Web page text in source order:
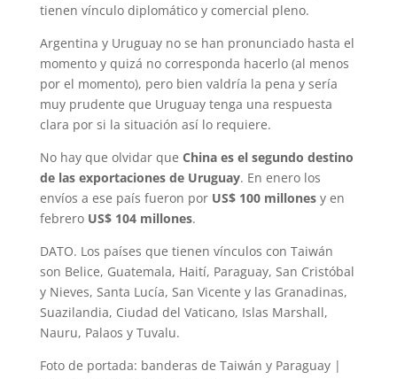
tienen vínculo diplomático y comercial pleno.
Argentina y Uruguay no se han pronunciado hasta el
momento y quizá no corresponda hacerlo (al menos
por el momento), pero bien valdría la pena y sería
muy prudente que Uruguay tenga una respuesta
clara por si la situación así lo requiere.
No hay que olvidar que China es el segundo destino
de las exportaciones de Uruguay. En enero los
envíos a ese país fueron por US$ 100 millonesy en
febrero US$ 104 millones.
DATO. Los países que tienen vínculos con Taiwán
son Belice, Guatemala, Haití, Paraguay, San Cristóbal
y Nieves, Santa Lucía, San Vicente y las Granadinas,
Suazilandia, Ciudad del Vaticano, Islas Marshall,
Nauru, Palaos y Tuvalu.
Foto de portada: banderas de Taiwán y Paraguay |